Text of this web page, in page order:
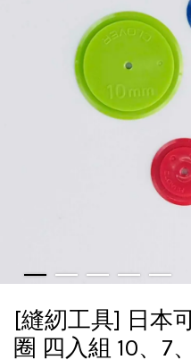
[縫紉工具] 日本
圈 四入組 10、7